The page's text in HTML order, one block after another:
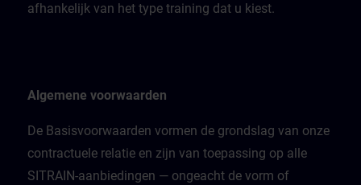
afhankelijk van het type training dat u kiest.
Algemene voorwaarden
De Basisvoorwaarden vormen de grondslag van onze
contractuele relatie en zijn van toepassing op alle
SITRAIN-aanbiedingen — ongeacht de vorm of